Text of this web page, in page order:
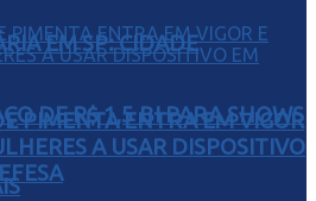
EM SP: CIDADE
DE R$ 1,5 BI PARA SHOWS
PIMENTA ENTRA EM VIGOR
A USAR DISPOSITIVO